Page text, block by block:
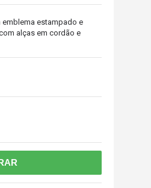
estampado e
alças em cordão e